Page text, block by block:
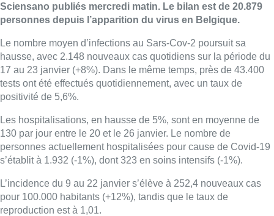
Sciensano publiés mercredi matin. Le bilan est de 20.879
personnes depuis l’apparition du virus en Belgique.
Le nombre moyen d’infections au Sars-Cov-2 poursuit sa
hausse, avec 2.148 nouveaux cas quotidiens sur la période du
17 au 23 janvier (+8%). Dans le même temps, près de 43.400
tests ont été effectués quotidiennement, avec un taux de
positivité de 5,6%.
Les hospitalisations, en hausse de 5%, sont en moyenne de
130 par jour entre le 20 et le 26 janvier. Le nombre de
personnes actuellement hospitalisées pour cause de Covid-19
s’établit à 1.932 (-1%), dont 323 en soins intensifs (-1%).
L’incidence du 9 au 22 janvier s’élève à 252,4 nouveaux cas
pour 100.000 habitants (+12%), tandis que le taux de
reproduction est à 1,01.